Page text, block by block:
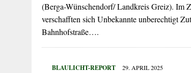
(Berga-Wünschendorf/ Landkreis Greiz). Im
verschafften sich Unbekannte unberechtigt
Bahnhofstraße….
BLAULICHT-REPORT 29. APRIL 2025